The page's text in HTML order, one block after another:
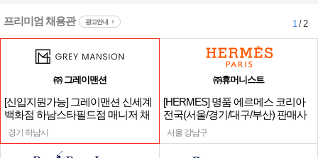
프리미엄 채용관 광고안내 1/ 2
㈜ 그레이맨션
[신입지원가능] 그레이맨션 신세계
백화점 하남스타필드점 매니저 채
용
경기 하남시
㈜휴머니스트
[HERMES] 명품 에르메스 코리아
전국(서울/경기/대구/부산) 판매사
원
서울 강남구